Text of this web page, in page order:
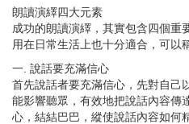
朗讀演繹四大元素
成功的朗讀演繹，其實包含四個重
用在日常生活上也十分適合，可以
一. 說話要充滿信心
首先說話者要充滿信心，先對自己
能影響聽眾，有效地把說話內容傳
心，結結巴巴，縱使說話內容如何